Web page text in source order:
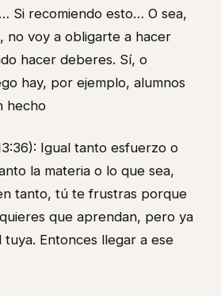
Si recomiendo esto… O sea,
no voy a obligarte a hacer
hacer deberes. Sí, o
hay, por ejemplo, alumnos
hecho
Igual tanto esfuerzo o
la materia o lo que sea,
tanto, tú te frustras porque
que aprendan, pero ya
tuya. Entonces llegar a ese